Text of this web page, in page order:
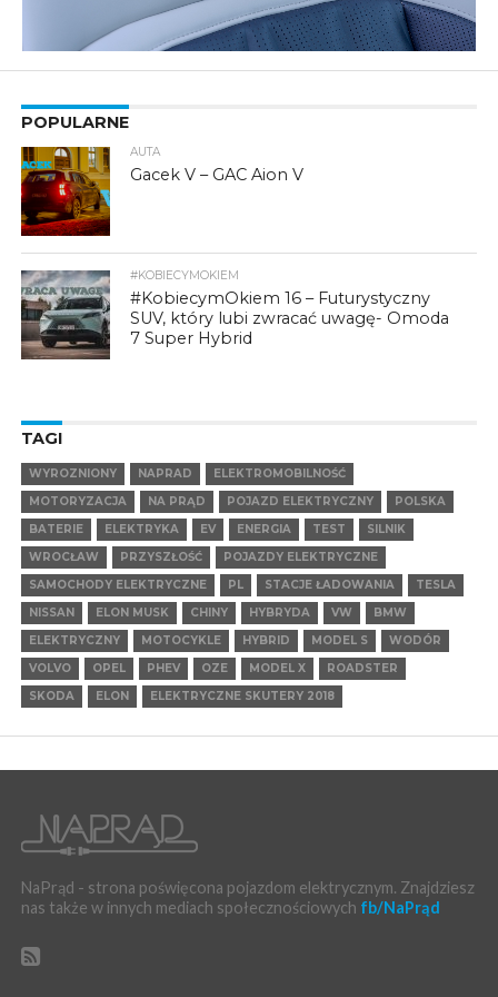
POPULARNE
AUTA
Gacek V – GAC Aion V
#KOBIECYMOKIEM
#KobiecymOkiem 16 – Futurystyczny
SUV, który lubi zwracać uwagę- Omoda
7 Super Hybrid
TAGI
WYROZNIONY NAPRAD
ELEKTROMOBILNOŚĆ
MOTORYZACJA
NA PRĄD POJAZD ELEKTRYCZNY
POLSKA
BATERIE
ELEKTRYKA EV ENERGIA TEST
SILNIK
WROCŁAW
PRZYSZŁOŚĆ
POJAZDY ELEKTRYCZNE
SAMOCHODY ELEKTRYCZNE
PL STACJE ŁADOWANIA
TESLA
NISSAN
ELON MUSK CHINY HYBRYDA VW
BMW
ELEKTRYCZNY
MOTOCYKLE HYBRID MODEL S
WODÓR
VOLVO
OPEL PHEV OZE MODEL X
ROADSTER
SKODA
ELON ELEKTRYCZNE SKUTERY 2018
NaPrąd - strona poświęcona pojazdom elektrycznym. Znajdziesz
nas także w innych mediach społecznościowych fb/NaPrąd